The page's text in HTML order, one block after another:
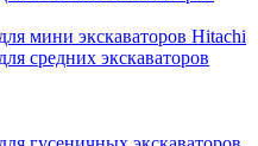
мини экскаваторов Hitachi
средних экскаваторов